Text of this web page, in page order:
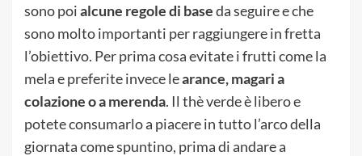
sono poialcune regole di baseda seguire e che
sono molto importanti per raggiungere in fretta
l’obiettivo. Per prima cosa evitate i frutti come la
mela e preferite invece learance, magari a
colazione o a merenda. Il thè verde è libero e
potete consumarlo a piacere in tutto l’arco della
giornata come spuntino, prima di andare a